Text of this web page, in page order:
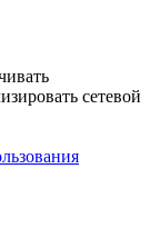
сетевой